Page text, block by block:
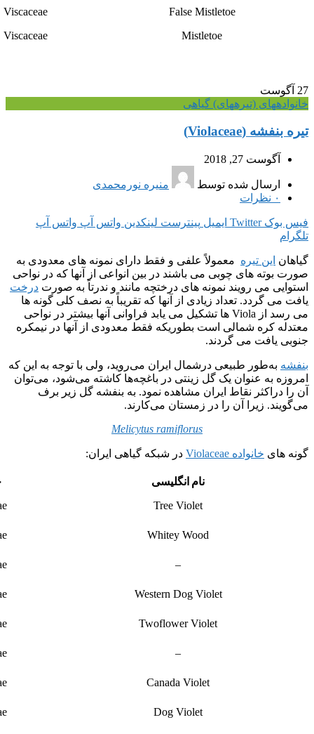
False Mistletoe
Viscaceae
Mistletoe
Viscaceae
27 آگوست
خانواده‎های (تیره‎های) گیاهی
تیره بنفشه (Violaceae)
آگوست 27, 2018
ارسال شده توسط
منیره نورمحمدی
۰ نظرات
فیس بوک Twitter ایمیل پینترست لینکدین واتس آپ واتس آپ
تلگرام
گیاهان این تیره معمولاً علفی و فقط دارای نمونه های معدودی به
صورت بوته های چوبی می باشند در بین انواعی از آنها که در نواحی
استوایی می رویند نمونه های درختچه مانند و ندرتاً به صورت درخت
یافت می گردد. تعداد زیادی از آنها که تقریباً به نصف کلی گونه ها
می رسد از Viola ها تشکیل می یابد فراوانی آنها بیشتر در نواحی
معتدله کره شمالی است بطوریکه فقط معدودی از آنها در نیمکره
جنوبی یافت می گردند.
بنفشه به‌طور طبیعی درشمال ایران می‌روید، ولی با توجه به این که
امروزه به عنوان یک گل زینتی در باغچه‌ها کاشته می‌شود، می‌توان
آن را دراکثر نقاط ایران مشاهده نمود. به بنفشه گل زیر برف
می‌گویند. زیرا آن را در زمستان می‌کارند.
Melicytus ramiflorus
گونه های خانواده Violaceae در شبکه گیاهی ایران:
نام انگلیسی
Tree Violet
Whitey Wood
–
Western Dog Violet
Twoflower Violet
–
Canada Violet
Dog Violet